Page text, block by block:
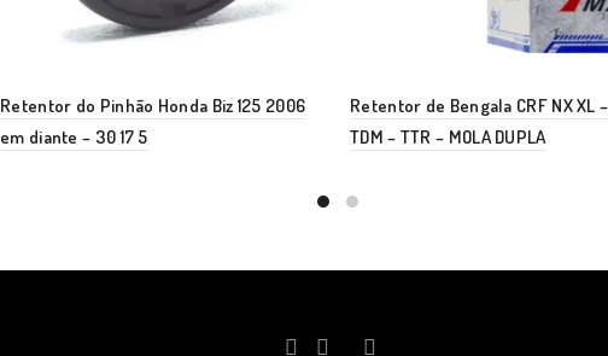
Retentor do Pinhão Honda Biz 125 2006
em diante – 30 17 5
Retentor de Bengala CRF NX XL
TDM – TTR – MOLA DUPLA